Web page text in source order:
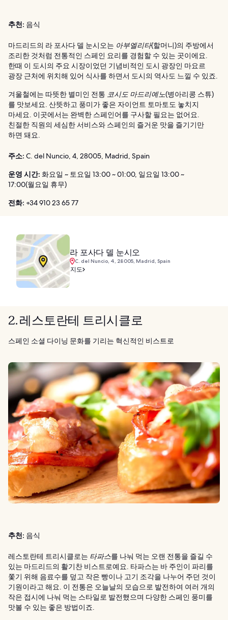
추천: 음식
마드리드의 라 포사다 델 눈시오는 아부엘리타(할머니)의 주방에서
조리한 것처럼 전통적인 스페인 요리를 경험할 수 있는 곳이에요.
한때 이 도시의 주요 시장이었던 기념비적인 도시 광장인 마요르
광장 근처에 위치해 있어 식사를 하면서 도시의 역사도 느낄 수 있죠.
겨울철에는 따뜻한 별미인 전통 코시도 마드리예노(병아리콩 스튜)
를 맛보세요. 산뜻하고 풍미가 좋은 자이언트 토마토도 놓치지
마세요. 이곳에서는 완벽한 스페인어를 구사할 필요는 없어요.
친절한 직원의 세심한 서비스와 스페인의 즐거운 맛을 즐기기만
하면 돼요.
주소: C. del Nuncio, 4, 28005, Madrid, Spain
운영 시간: 화요일 ~ 토요일 13:00 ~ 01:00, 일요일 13:00 ~
17:00(월요일 휴무)
전화: +34 910 23 65 77
라 포사다 델 눈시오
C. del Nuncio, 4, 28005, Madrid, Spain
지도
2. 레스토란테 트리시클로
스페인 소셜 다이닝 문화를 기리는 혁신적인 비스트로
추천: 음식
레스토란테 트리시클로는 타파스를 나눠 먹는 오랜 전통을 즐길 수
있는 마드리드의 활기찬 비스트로예요. 타파스는 바 주인이 파리를
쫓기 위해 음료수를 덮고 작은 빵이나 고기 조각을 나누어 주던 것이
기원이라고 해요. 이 전통은 오늘날의 모습으로 발전하여 여러 개의
작은 접시에 나눠 먹는 스타일로 발전했으며 다양한 스페인 풍미를
맛볼 수 있는 좋은 방법이죠.